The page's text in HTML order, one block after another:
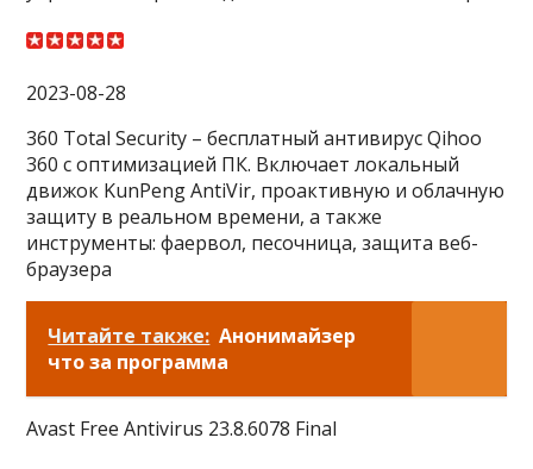
2023-08-28
360 Total Security – бесплатный антивирус Qihoo
360 с оптимизацией ПК. Включает локальный
движок KunPeng AntiVir, проактивную и облачную
защиту в реальном времени, а также
инструменты: фаервол, песочница, защита веб-
браузера
Читайте также: Анонимайзер
что за программа
Avast Free Antivirus 23.8.6078 Final